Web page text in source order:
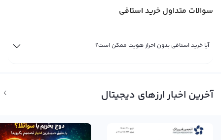
و مطمئن فراهم می‌کند.
تحقیقات کامل و درک عمیق از بازار است. به همین دلیل، صرافی رابکس ابزارهای
درستی عمل کرده و خطاهایی را که در این بازار ممکن است به وجود آیند، پیش بینی
فروش استافی
سوالات متداول خرید استافی
آیا خرید استافی بدون احراز هویت ممکن است؟
آخرین اخبار ارزهای دیجیتال